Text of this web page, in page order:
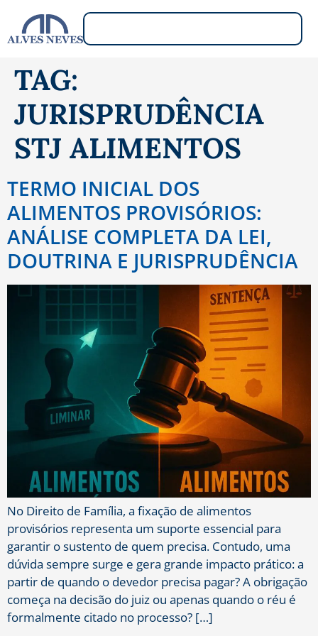
TAG:
JURISPRUDÊNCIA
STJ ALIMENTOS
TERMO INICIAL DOS
ALIMENTOS PROVISÓRIOS:
ANÁLISE COMPLETA DA LEI,
DOUTRINA E JURISPRUDÊNCIA
No Direito de Família, a fixação de alimentos
provisórios representa um suporte essencial para
garantir o sustento de quem precisa. Contudo, uma
dúvida sempre surge e gera grande impacto prático: a
partir de quando o devedor precisa pagar? A obrigação
começa na decisão do juiz ou apenas quando o réu é
formalmente citado no processo? […]